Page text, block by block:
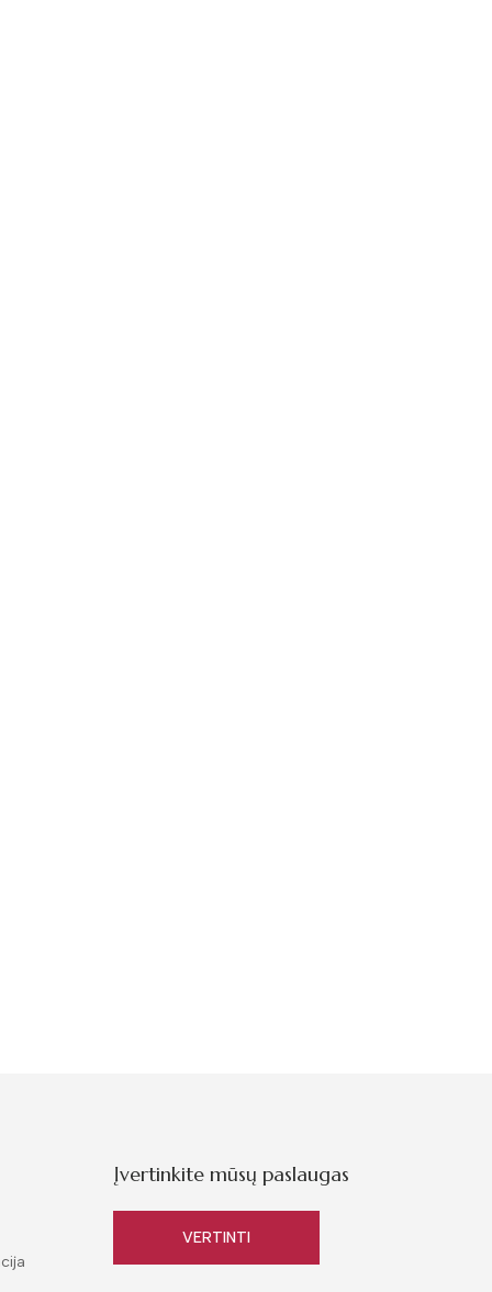
Įvertinkite mūsų paslaugas
VERTINTI